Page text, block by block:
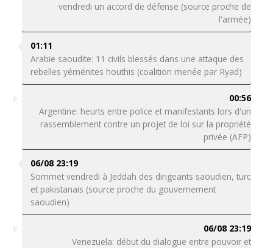
vendredi un accord de défense (source proche de
l'armée)
01:11
Arabie saoudite: 11 civils blessés dans une attaque des
rebelles yéménites houthis (coalition menée par Ryad)
00:56
Argentine: heurts entre police et manifestants lors d'un
rassemblement contre un projet de loi sur la propriété
privée (AFP)
06/08 23:19
Sommet vendredi à Jeddah des dirigeants saoudien, turc
et pakistanais (source proche du gouvernement
saoudien)
06/08 23:19
Venezuela: début du dialogue entre pouvoir et